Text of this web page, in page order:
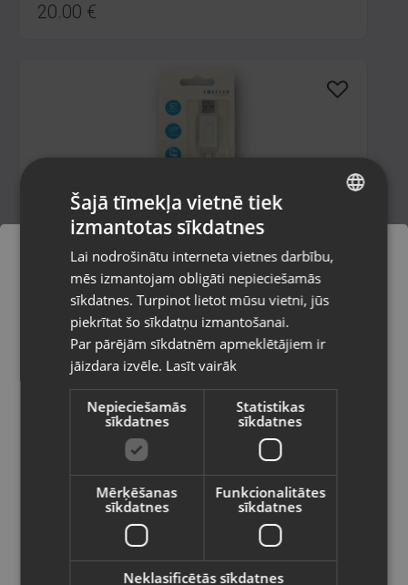
20.00 €
Forever USB otg card reader
Kuldīga, Liepājas iela 9
Stāvoklis Jauns (Garantija 24 mēneši)
3.00€
Flarx USB centrmezgls (Hub)
Pasūtījumi tiks piegādāti uz
izvēlēto valsti
Vietnes saturs būs attēlots izvēlētajā
valodā
Valsts
Latviešu / Latvian
RUSSIAN
Šajā tīmekļa vietnē tiek
izmantotas sīkdatnes
Lai nodrošinātu interneta vietnes darbību,
mēs izmantojam obligāti nepieciešamās
sīkdatnes. Turpinot lietot mūsu vietni, jūs
piekrītat šo sīkdatņu izmantošanai.
Par pārējām sīkdatnēm apmeklētājiem ir
jāizdara izvēle. Lasīt vairāk
Nepieciešamās
sīkdatnes
Statistikas
sīkdatnes
Mērķēšanas
sīkdatnes
Funkcionalitātes
sīkdatnes
Neklasificētās sīkdatnes